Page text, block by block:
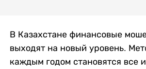
В Казахстане финансовые
выходят на новый уровень.
каждым годом становятся все